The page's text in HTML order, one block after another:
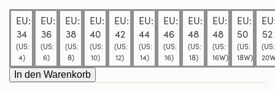
EU:
34
(US:
4)
EU:
36
(US:
6)
EU:
38
(US:
8)
EU:
40
(US:
10)
EU:
42
(US:
12)
EU:
44
(US:
14)
EU:
46
(US:
16)
EU:
48
(US:
18)
EU:
48
(US:
16W)
EU:
50
(US:
18W)
52
(US:
In den Warenkorb